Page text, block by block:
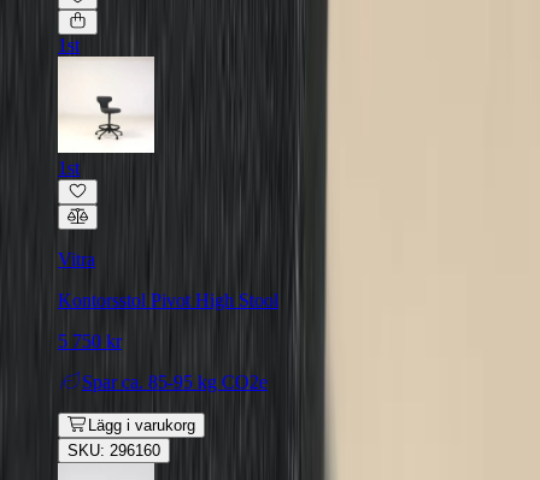
1st
1st
Vitra
Kontorsstol Pivot High Stool
5 750 kr
Spar ca. 85-95 kg CO2e
Lägg i varukorg
SKU: 296160